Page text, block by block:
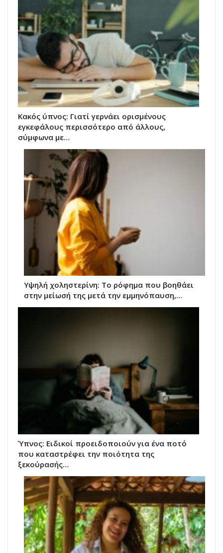
Κακός ύπνος: Γιατί γερνάει ορισμένους
εγκεφάλους περισσότερο από άλλους,
σύμφωνα με…
Υψηλή χοληστερίνη: Το ρόφημα που βοηθάει
στην μείωσή της μετά την εμμηνόπαυση,…
Ύπνος: Ειδικοί προειδοποιούν για ένα ποτό
που καταστρέφει την ποιότητα της
ξεκούρασής…